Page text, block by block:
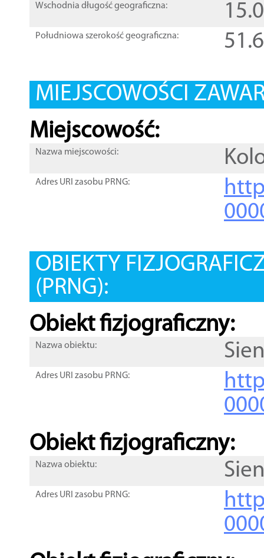
Wschodnia długość geograficzna:
Południowa szerokość geograficzna:
MIEJSCOWOŚCI
Miejscowość:
Nazwa miejscowości:
Adres URI zasobu PRNG:
OBIEKTY
(PRNG):
Obiekt fizjograficzny:
Nazwa obiektu:
Adres URI zasobu PRNG:
Obiekt fizjograficzny:
Nazwa obiektu:
Adres URI zasobu PRNG: